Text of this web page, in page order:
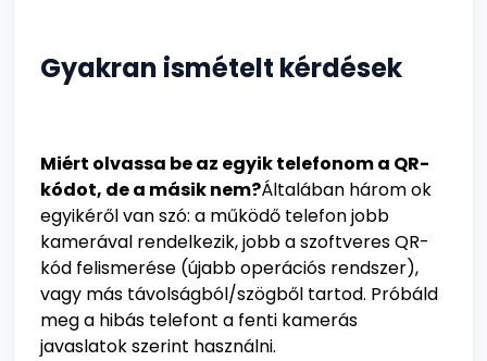
Gyakran ismételt kérdések
Miért olvassa be az egyik telefonom a QR-
kódot, de a másik nem?Általában három ok
egyikéről van szó: a működő telefon jobb
kamerával rendelkezik, jobb a szoftveres QR-
kód felismerése (újabb operációs rendszer),
vagy más távolságból/szögből tartod. Próbáld
meg a hibás telefont a fenti kamerás
javaslatok szerint használni.